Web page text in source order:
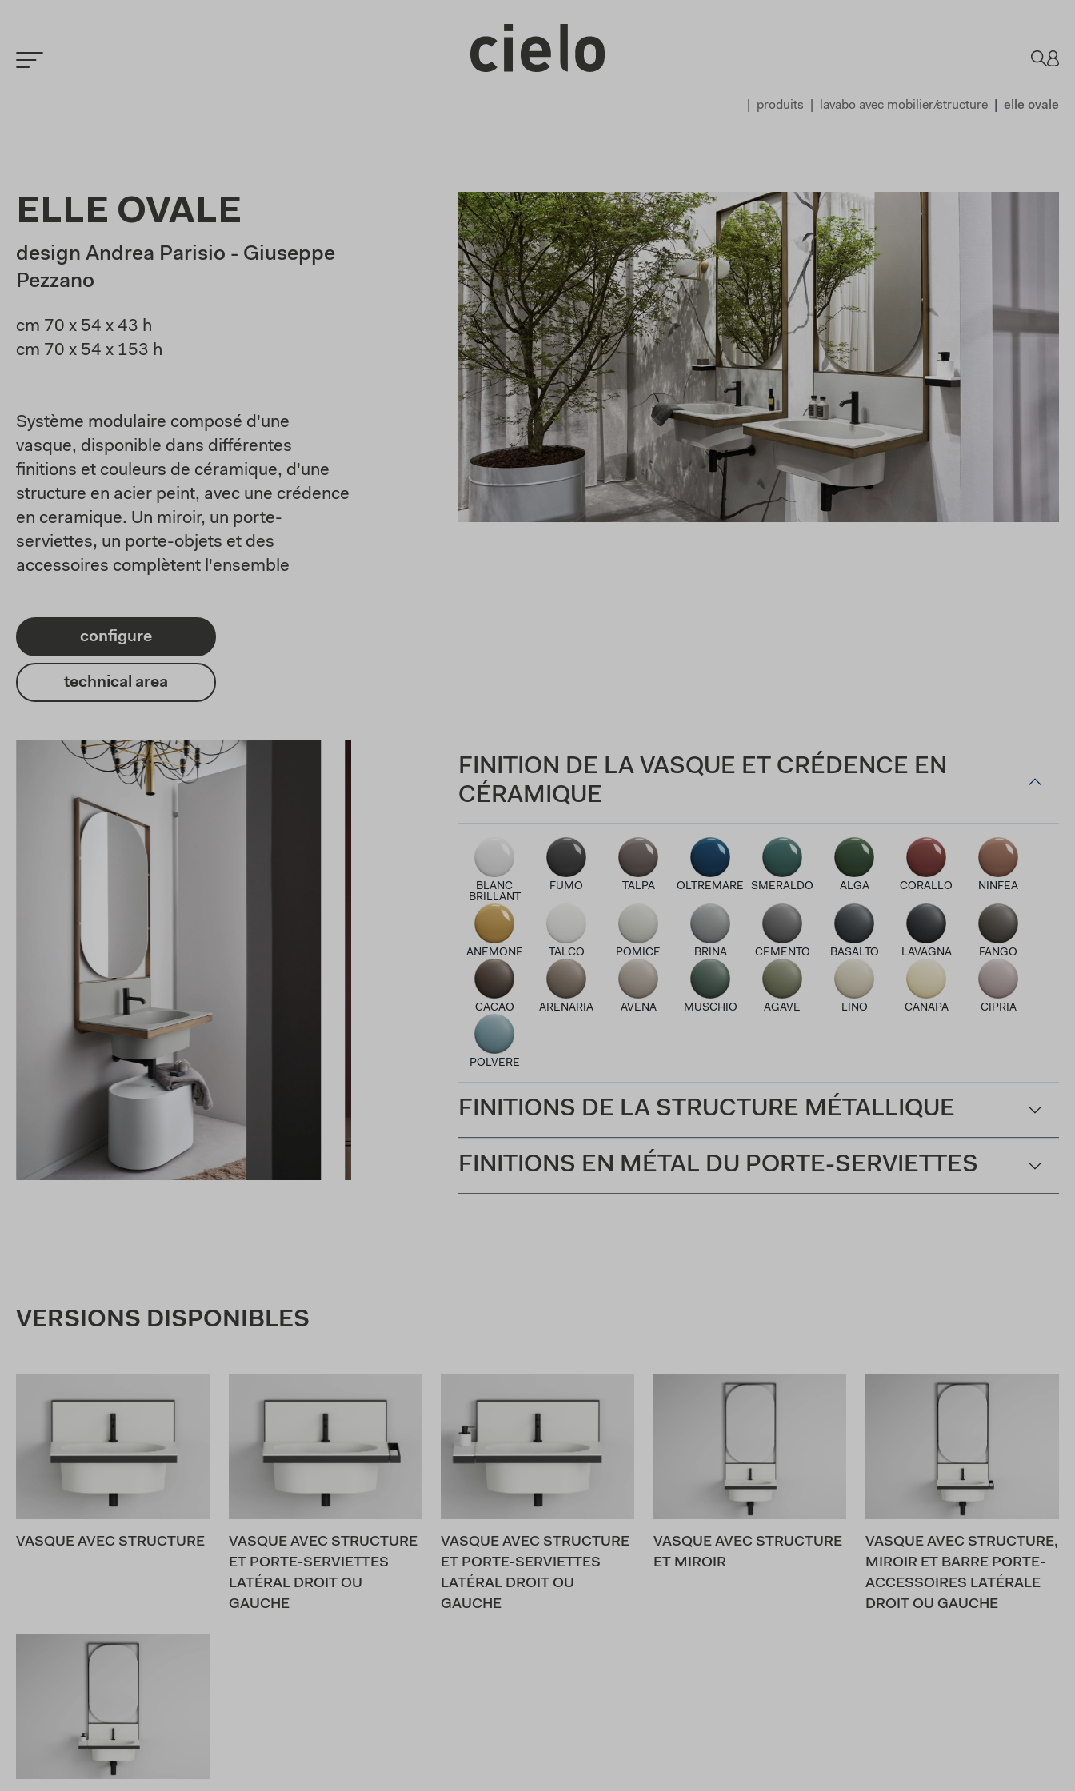
produits lavabo avec mobilier/structure elle ovale
ELLE OVALE
design Andrea Parisio - Giuseppe
Pezzano
cm 70 x 54 x 43 h
cm 70 x 54 x 153 h
Système modulaire composé d'une
vasque, disponible dans différentes
finitions et couleurs de céramique, d'une
structure en acier peint, avec une crédence
en ceramique. Un miroir, un porte-
serviettes, un porte-objets et des
accessoires complètent l'ensemble
configure
technical area
FINITION DE LA VASQUE ET CRÉDENCE EN
CÉRAMIQUE
BLANC
BRILLANT
FUMO TALPA OLTREMARE SMERALDO ALGA CORALLO NINFEA
ANEMONE TALCO POMICE BRINA CEMENTO BASALTO LAVAGNA FANGO
CACAO ARENARIA AVENA MUSCHIO AGAVE LINO CANAPA CIPRIA
POLVERE
FINITIONS DE LA STRUCTURE MÉTALLIQUE
FINITIONS EN MÉTAL DU PORTE-SERVIETTES
VERSIONS DISPONIBLES
VASQUE AVEC STRUCTURE
VASQUE AVEC STRUCTURE
ET PORTE-SERVIETTES
LATÉRAL DROIT OU
GAUCHE
VASQUE AVEC STRUCTURE
ET PORTE-SERVIETTES
LATÉRAL DROIT OU
GAUCHE
VASQUE AVEC STRUCTURE
ET MIROIR
VASQUE AVEC STRUCTURE,
MIROIR ET BARRE PORTE-
ACCESSOIRES LATÉRALE
DROIT OU GAUCHE